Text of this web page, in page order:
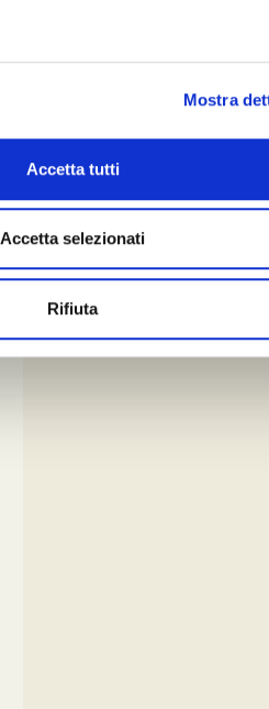
Mostra
Accetta tutti
Accetta selezionati
Rifiuta